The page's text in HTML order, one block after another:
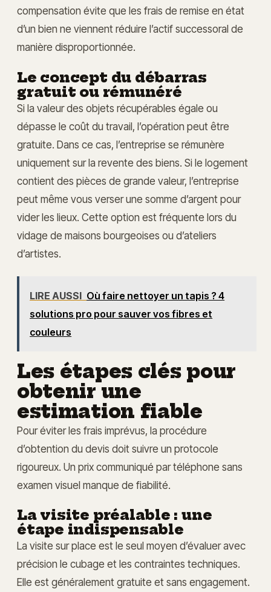
compensation évite que les frais de remise en état
d’un bien ne viennent réduire l’actif successoral de
manière disproportionnée.
Le concept du débarras
gratuit ou rémunéré
Si la valeur des objets récupérables égale ou
dépasse le coût du travail, l’opération peut être
gratuite. Dans ce cas, l’entreprise se rémunère
uniquement sur la revente des biens. Si le logement
contient des pièces de grande valeur, l’entreprise
peut même vous verser une somme d’argent pour
vider les lieux. Cette option est fréquente lors du
vidage de maisons bourgeoises ou d’ateliers
d’artistes.
LIRE AUSSI Où faire nettoyer un tapis ? 4
solutions pro pour sauver vos fibres et
couleurs
Les étapes clés pour
obtenir une
estimation fiable
Pour éviter les frais imprévus, la procédure
d’obtention du devis doit suivre un protocole
rigoureux. Un prix communiqué par téléphone sans
examen visuel manque de fiabilité.
La visite préalable : une
étape indispensable
La visite sur place est le seul moyen d’évaluer avec
précision le cubage et les contraintes techniques.
Elle est généralement gratuite et sans engagement.